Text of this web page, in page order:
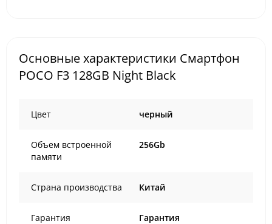
Основные характеристики Смартфон
POCO F3 128GB Night Black
Цвет черный
Объем встроенной
памяти
256Gb
Страна производства Китай
Гарантия
Гарантия